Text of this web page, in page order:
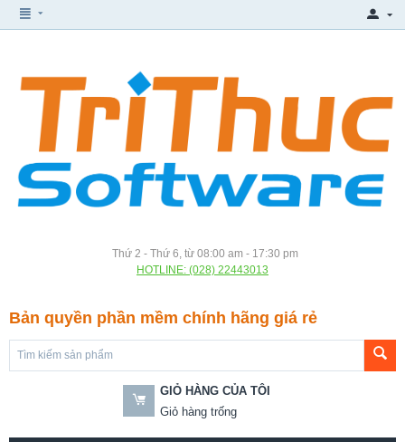
Thứ 2 - Thứ 6, từ 08:00 am - 17:30 pm
HOTLINE: (028) 22443013
Bản quyền phần mềm chính hãng giá rẻ
GIỎ HÀNG CỦA TÔI
Giỏ hàng trống